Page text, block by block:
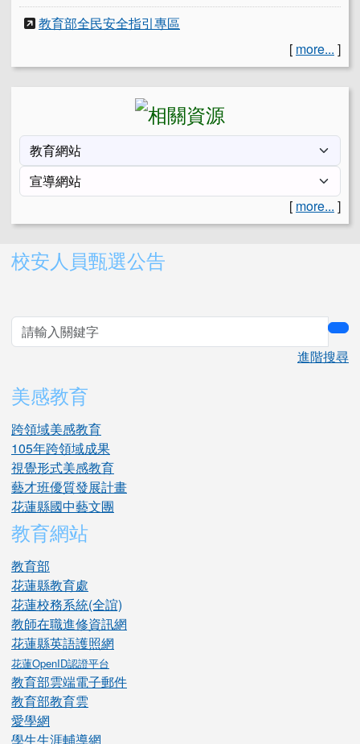
教育部全民安全指引專區
[ more... ]
[ more... ]
右邊區域內容
校安人員甄選公告
進階搜尋
美感教育
跨領域美感教育
105年跨領域成果
視覺形式美感教育
藝才班優質發展計畫
花蓮縣國中藝文團
教育網站
教育部
花蓮縣教育處
花蓮校務系統(全誼)
教師在職進修資訊網
花蓮縣英語護照網
花蓮OpenID認證平台
教育部雲端電子郵件
教育部教育雲
愛學網
學生生涯輔導網